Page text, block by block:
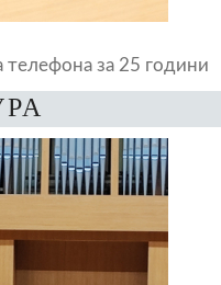
за 25 години